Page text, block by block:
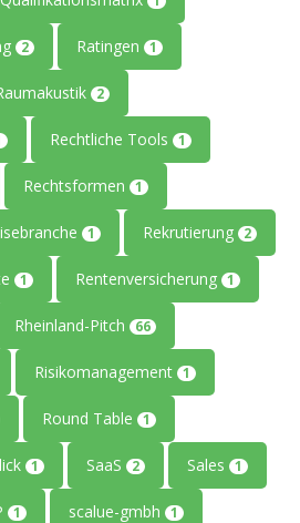
2 Ratingen 1
2
Rechtliche Tools 1
Rechtsformen 1
1 Rekrutierung 2
1 Rentenversicherung 1
Rheinland-Pitch 66
Risikomanagement 1
Round Table 1
1 SaaS 2 Sales 1
1 scalue-gmbh 1